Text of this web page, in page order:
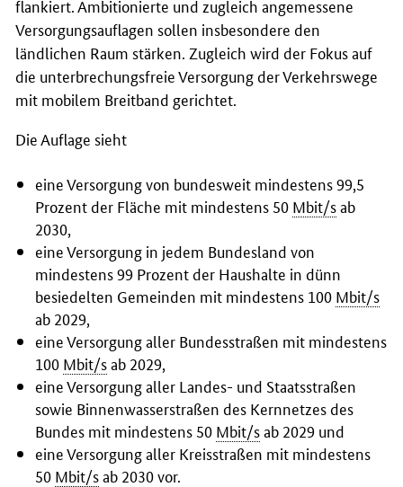
flankiert. Ambitionierte und zugleich angemessene
Versorgungsauflagen sollen insbesondere den
ländlichen Raum stärken. Zugleich wird der Fokus auf
die unterbrechungsfreie Versorgung der Verkehrswege
mit mobilem Breitband gerichtet.
Die Auflage sieht
eine Versorgung von bundesweit mindestens 99,5
Prozent der Fläche mit mindestens 50 Mbit/sab
2030,
eine Versorgung in jedem Bundesland von
mindestens 99 Prozent der Haushalte in dünn
besiedelten Gemeinden mit mindestens 100 Mbit/s
ab 2029,
eine Versorgung aller Bundesstraßen mit mindestens
100 Mbit/sab 2029,
eine Versorgung aller Landes- und Staatsstraßen
sowie Binnenwasserstraßen des Kernnetzes des
Bundes mit mindestens 50 Mbit/sab 2029 und
eine Versorgung aller Kreisstraßen mit mindestens
50 Mbit/sab 2030 vor.